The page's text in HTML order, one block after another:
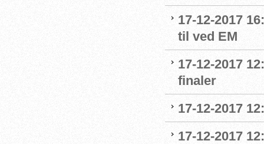
17-12-2017
til ved EM
17-12-2017
finaler
17-12-2017
17-12-2017